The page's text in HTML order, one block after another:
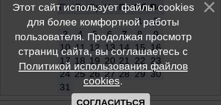
Пн Вт Ср Чт Пт Сб Вс
1
2
3
4 5 6 7 8
9
10 11 12 13 14 15 16
17 18 19 20 21 22 23
24 25 26 27 28 29 30
31
Этот сайт использует файлы cookies
для более комфортной работы
пользователя. Продолжая просмотр
страниц сайта, вы соглашаетесь с
Политикой использования файлов
cookies.
СОГЛАСИТЬСЯ